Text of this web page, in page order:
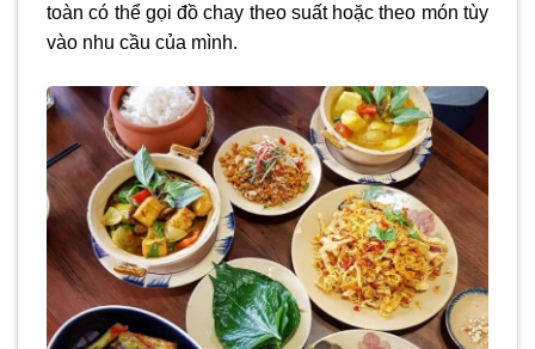
toàn có thể gọi đồ chay theo suất hoặc theo món tùy
vào nhu cầu của mình.